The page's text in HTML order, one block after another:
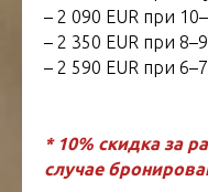
– 2 090 EUR при
– 2 350 EUR при
– 2 590 EUR при
* 10% скидка за
случае